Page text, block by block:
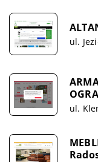
ul.
ul.